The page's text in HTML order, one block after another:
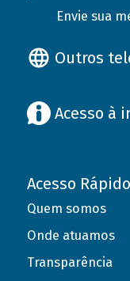
Envie sua
Outros
Acesso à
Acesso Rápido
Quem somos
Onde atuamos
Transparência